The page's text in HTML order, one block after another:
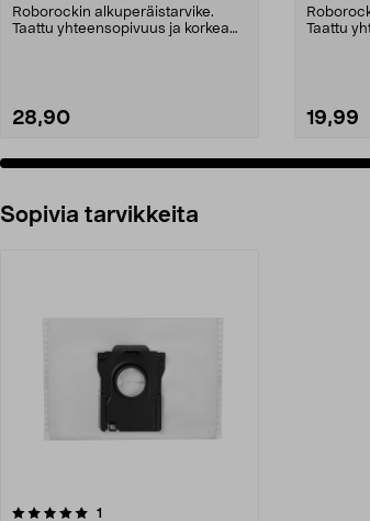
Roborockin alkuperäistarvike.
Taattu yhteensopivuus ja korkea
28,90
Taattu
19,99
Sopivia tarvikkeita
1